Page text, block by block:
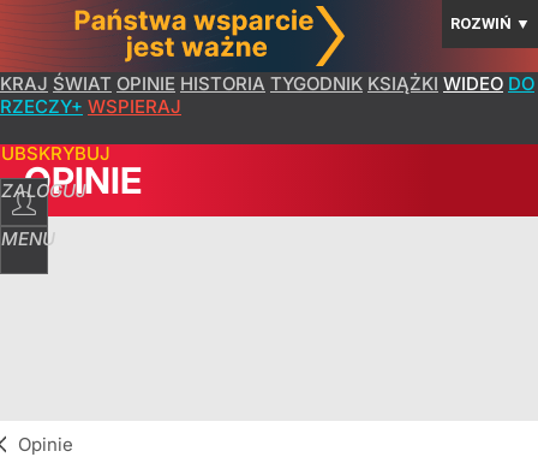
ROZWIŃ ▼
KRAJ ŚWIAT OPINIE HISTORIA TYGODNIK KSIĄŻKI WIDEO DO
RZECZY+ WSPIERAJ
ZALOGUJ
MENU
OPINIE
Opinie